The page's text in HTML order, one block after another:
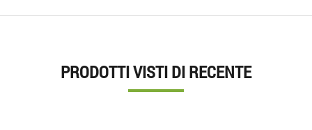
PRODOTTI VISTI DI RECENTE